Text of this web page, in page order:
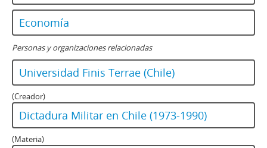
Economía
Personas y organizaciones relacionadas
Universidad Finis Terrae (Chile)
(Creador)
Dictadura Militar en Chile (1973-1990)
(Materia)